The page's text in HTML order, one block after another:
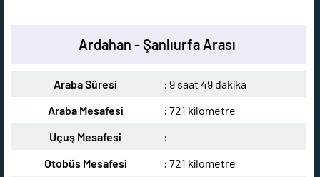
Ardahan - Şanlıurfa Arası
Araba Süresi
: 9 saat 49 dakika
Araba Mesafesi
: 721 kilometre
Uçuş Mesafesi
:
Otobüs Mesafesi
: 721 kilometre